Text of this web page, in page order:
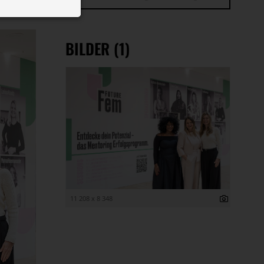
BILDER (1)
11 208 x 8 348
auf Ihrem